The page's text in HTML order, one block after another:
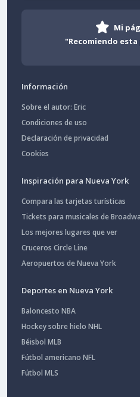
Mi
"Recomiendo esta
Información
Sobre el autor: Eric
Condiciones de uso
Declaración de privacidad
Cookies
Inspiración para Nueva York
Compara las tarjetas turísticas
Tickets para musicales de
Los mejores lugares que ver
Cruceros Circle Line
Aeropuertos de Nueva York
Deportes en Nueva York
Baloncesto NBA
Hockey sobre hielo NHL
Béisbol MLB
Fútbol americano NFL
Fútbol MLS